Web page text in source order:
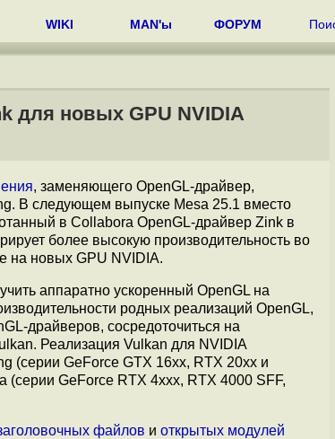
WIKI MAN'ы ФОРУМ
для новых GPU NVIDIA
, заменяющего OpenGL-драйвер,
В следующем выпуске Mesa 25.1 вместо
в Сollabora OpenGL-драйвер Zink в
более высокую производительность во
на новых GPU NVIDIA.
аппаратно ускоренный OpenGL на
родных реализаций OpenGL,
драйверов, сосредоточиться на
Реализация Vulkan для NVIDIA
(серии GeForce GTX 16xx, RTX 20xx и
(серии GeForce RTX 4xxx, RTX 4000 SFF,
файлов и открытых модулей